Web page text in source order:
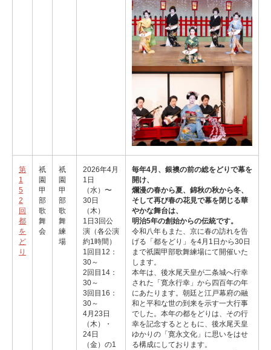
第
1
5
2
回
都
を
ど
り
祇
園
甲
部
歌
舞
会
祇
園
甲
部
歌
舞
練
場
2026年4月
1日
（水）〜
30日
（木）
1日3回公
演（各公演
約1時間）
1回目12：
30～
2回目14：
30～
3回目16：
30～
4月23日
（木）・
24日
（金）の1
毎年4月、銀襖の前の総をどりで幕を
開け、
爛漫の春から夏、錦秋の秋から冬、
そして再び春の花見で幕を閉じる華
やかな舞台は、
明治5年の創始からの伝統です。
令和八年もまた、京に春の訪れを告
げる「都をどり」を4月1日から30日
まで祇園甲部歌舞練場にて開催いた
します。
本年は、後水尾天皇が二条城へ行幸
された「寛永行幸」から四百年の年
にあたります。朝廷と江戸幕府の融
和と平和な世の到来を示す一大行事
でした。本年の都をどりは、その行
幸を記念するとともに、後水尾天皇
ゆかりの「寛永文化」に思いをはせ
る構成にしております。